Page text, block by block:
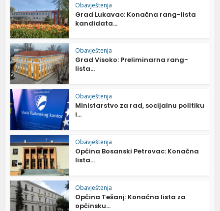
Obavještenja
Grad Lukavac: Konačna rang-lista
kandidata...
Obavještenja
Grad Visoko: Preliminarna rang-
lista...
Obavještenja
Ministarstvo za rad, socijalnu politiku
i...
Obavještenja
Općina Bosanski Petrovac: Konačna
lista...
Obavještenja
Općina Tešanj: Konačna lista za
općinsku...